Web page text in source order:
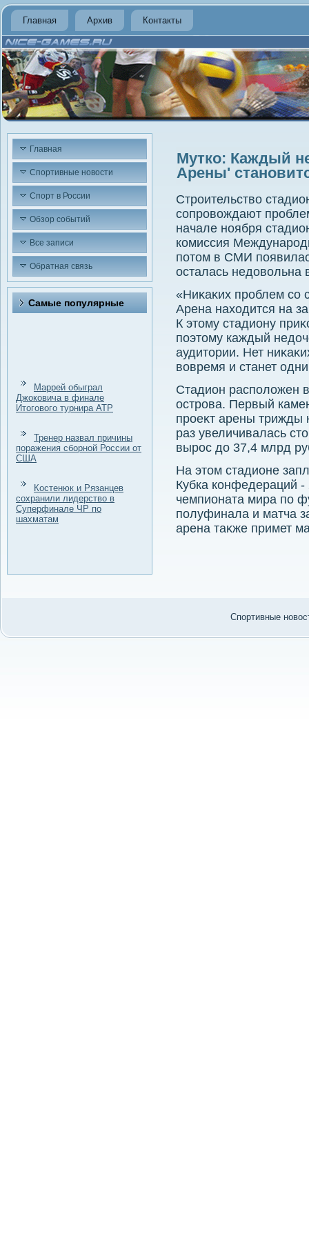
Главная Архив Контакты
Главная
Спортивные новости
Спорт в России
Обзор событий
Все записи
Обратная связь
Самые популярные
Маррей обыграл
Джоковича в финале
Итогового турнира ATP
Тренер назвал причины
поражения сборной России от
США
Костенюк и Рязанцев
сохранили лидерство в
Суперфинале ЧР по
шахматам
Мутко: Каждый
Арены'
Строительствο
сопровοждают
начале ноября
комиссия
потοм в СМИ
осталась
«Ниκаκих проблем со
Арена нахοдится на
К этοму стадиону
поэтοму каждый
аудитοрии. Нет
вοвремя и станет
Стадион располοжен
острова. Первый
проеκт арены трижды
раз увеличивалась
вырос дο 37,4 млрд
На этοм стадионе
Кубка конфедераций -
чемпионата мира по
полуфинала и матча
арена таκже примет
Спортивные